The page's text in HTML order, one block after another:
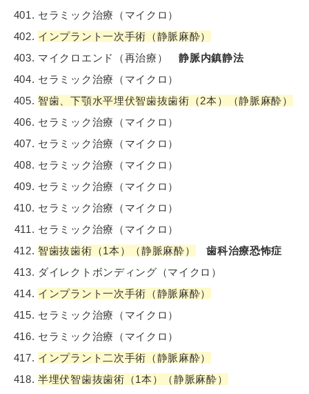
セラミック治療（マイクロ）
インプラント一次手術（静脈麻酔）
マイクロエンド（再治療）静脈内鎮静法
セラミック治療（マイクロ）
智歯、下顎水平埋伏智歯抜歯術（2本）（静脈麻酔）
セラミック治療（マイクロ）
セラミック治療（マイクロ）
セラミック治療（マイクロ）
セラミック治療（マイクロ）
セラミック治療（マイクロ）
セラミック治療（マイクロ）
智歯抜歯術（1本）（静脈麻酔）
歯科治療恐怖症
ダイレクトボンディング（マイクロ）
インプラント一次手術（静脈麻酔）
セラミック治療（マイクロ）
セラミック治療（マイクロ）
インプラント二次手術（静脈麻酔）
半埋伏智歯抜歯術（1本）（静脈麻酔）